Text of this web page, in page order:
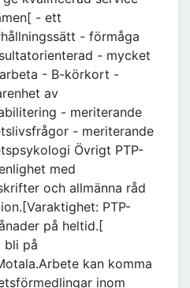
- ett
- förmåga
- mycket
- B-körkort -
av
- meriterande
- meriterande
Övrigt PTP-
med
och allmänna råd
PTP-
på heltid.[
bli på
kan komma
inom